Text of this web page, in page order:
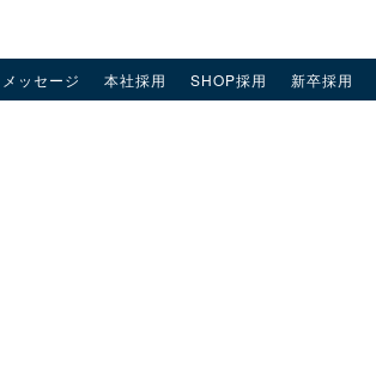
メッセージ 本社採用 SHOP採用 新卒採用